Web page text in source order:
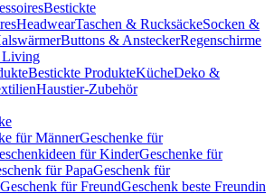
Bestickte
HeadwearTaschen & RucksäckeSocken &
Buttons & AnsteckerRegenschirme
Living
Bestickte ProdukteKücheDeko &
Haustier-Zubehör
für MännerGeschenke für
für KinderGeschenke für
für PapaGeschenk für
Geschenk für FreundGeschenk beste Freundin